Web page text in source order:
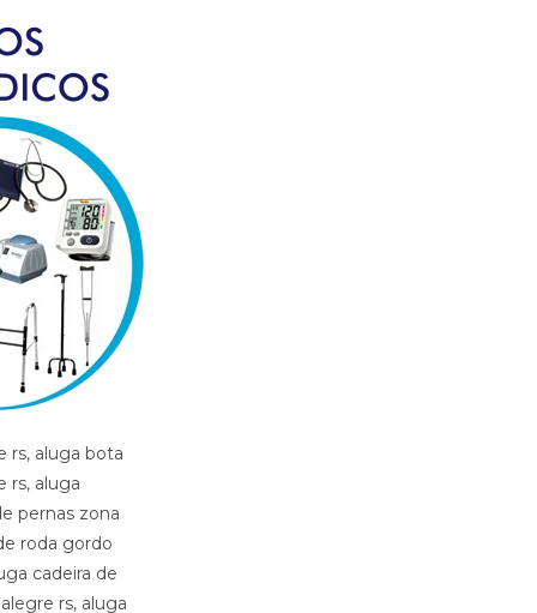
sul porto alegre rs, aluga cadeira de roda obeso zona sul porto alegre rs, aluga cadeira de rodas para perna reta zona sul porto alegre rs, aluga cama fawler zona sul porto alegre rs, aluga cama hospitalar zona sul porto alegre rs, aluga diva zona sul porto alegre rs, aluga maca zona sul porto alegre rs, aluga muleta zona sul porto alegre rs, alugar cama hospitalar zona sul porto alegre rs , aluguel andador zona sul porto alegre rs, aluguel banco de banho zona sul porto alegre rs, aluguel bota imobilizadora zona sul porto alegre rs, aluguel bota ortopedica zona sul porto alegre rs, aluguel cadeira de banho zona sul porto alegre rs, aluguel cadeira de roda zona sul porto alegre rs, aluguel cadeira de roda gordo zona sul porto alegre rs, aluguel cadeira de roda obeso zona sul porto alegre rs, aluguel cadeira de rodas com elevacao de pernas zona sul porto alegre rs, aluguel cadeira de rodas para perna reta zona sul porto alegre rs, aluguel cama fawler zona sul porto alegre rs, aluguel cama hospitalar zona sul porto alegre rs, aluguel diva zona sul porto alegre rs, aluguel maca zona sul porto alegre rs, aluguel maca zona sul porto alegre rs, aluguel muleta zona sul porto alegre rs, andador zona sul porto alegre rs, artigos hospitalares zona sul porto alegre rs, assento para banho zona sul porto alegre rs, banco para banho zona sul porto alegre rs, bota imibilizadora zona sul porto alegre rs, bota imobilizadora zona sul porto alegre rs, bota ortopedica